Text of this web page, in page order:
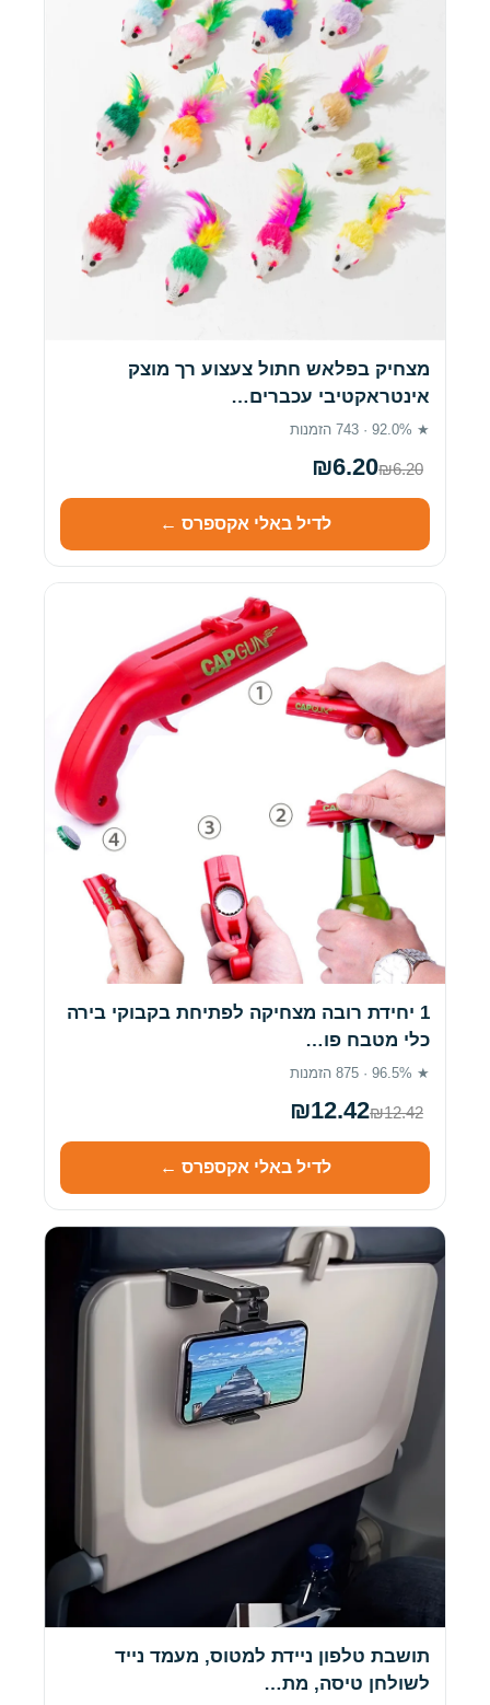
מצחיק בפלאש חתול צעצוע רך מוצק
אינטראקטיבי עכברים…
★ 92.0% · 743 הזמנות
₪6.20₪6.20
לדיל באלי אקספרס ←
1 יחידת רובה מצחיקה לפתיחת בקבוקי בירה
כלי מטבח פו…
★ 96.5% · 875 הזמנות
₪12.42₪12.42
לדיל באלי אקספרס ←
תושבת טלפון ניידת למטוס, מעמד נייד
לשולחן טיסה, מת…